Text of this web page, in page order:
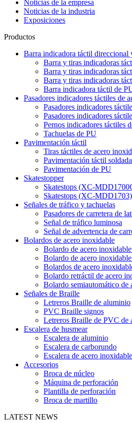
Noticias de la empresa
Noticias de la industria
Exposiciones
Productos
Barra indicadora táctil direccional
Barra y tiras indicadoras
Barra y tiras indicadoras
Barra y tiras indicadoras
Barra indicadora táctil de
Pasadores indicadores táctiles de
Pasadores indicadores
Pasadores indicadores
Pernos indicadores táctiles
Tachuelas de PU
Pavimentación táctil
Tiras táctiles de acero
Pavimentación táctil soldada
Pavimentación de PU
Skatestopper
Skatestops (XC-
Skatestops (XC-MDD1703)
Señales de tráfico y tachuelas
Pasadores de carretera de
Señal de tráfico luminosa
Señal de advertencia de
Bolardos de acero inoxidable
Bolardo de acero
Bolardo de acero
Bolardos de acero
Bolardo retráctil de acero
Bolardo semiautomático de
Señales de Braille
Letreros Braille de aluminio
PVC Braille signos
Letreros Braille de PVC de
Escalera de husmear
Escalera de aluminio
Escalera de carborundo
Escalera de acero inoxidable
Accesorios
Broca de núcleo
Máquina de perforación
Plantilla de perforación
Broca de martillo
LATEST NEWS